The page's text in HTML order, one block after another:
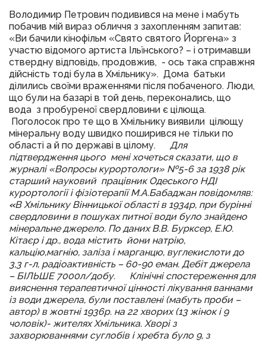
Володимир Петрович подивився на мене і мабуть
побачив мій вираз обличчя з захопленням запитав:
«Ви бачили кінофільм «Свято святого Йоргена» з
участю відомого артиста Ільїнського? – і отримавши
ствердну відповідь, продовжив, - ось така справжня
дійсність тоді була в Хмільнику». Дома батьки
ділились своїми враженнями після побаченого. Люди,
що були на базарі в той день, переконались, що
вода з пробуреної свердловини є цілюща.
Поголосок про те що в Хмільнику виявили цілющу
мінеральну воду швидко поширився не тільки по
області а й по державі в цілому.
Для
підтвердження цього мені хочеться сказати, що в
журналі «Вопросы курортологи» №5-6 за 1938 рік
старший науковий працівник Одеського НДІ
курортології і фізіотерапії М.А.Бабаджан повідомляв:
«В Хмільнику Вінницької області в 1934р, при бурінні
свердловини в пошуках питної води було знайдено
мінеральне джерело. По даних В.В. Бурксер, Е.Ю.
Кітаєр і др., вода містить йони натрію,
кальцію,магнію, заліза і марганцю, вуглекислоти до
3,3 г-л, радіоактивність – 60-90 еман. Дебіт джерела
– БІЛЬШЕ 7000л/добу.
Клінічні спостереження для
вияснення терапевтичної цінності лікування ваннами
із води джерела, були поставлені (мабуть проби –
автор) в жовтні 1936р. на 22 хворих (13 жінок і 9
чоловік)- жителях Хмільника. Хворі з
захворюваннями суглобів і хребта було 9, з